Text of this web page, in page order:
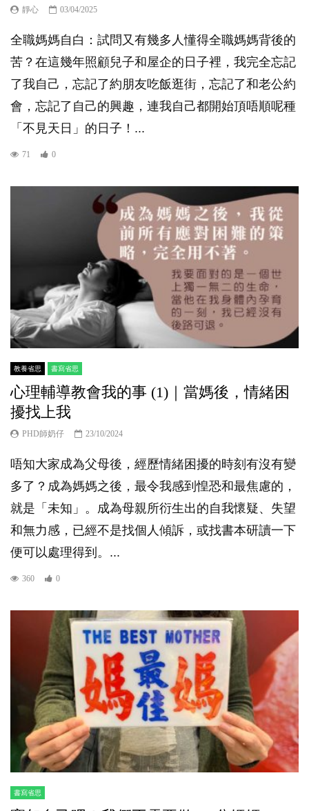
靜心 03/04/2025
全職媽媽自白：試問又有幾多人懂得全職媽媽背後的
苦？在這幾年照顧兒子和屋企的日子裡，我完全忘記
了我自己，忘記了約朋友吃飯逛街，忘記了和老公約
會，忘記了自己的興趣，連我自己都開始頂唔順呢種
「不見天日」的日子！...
71 0
教養省思 書寫省思
心理輔導教會我的事 (1)｜當媽後，情緒困
擾找上我
PHD師奶仔 23/10/2024
唔知大家成為父母後，經歷情緒困擾的時刻有沒有變
多了？成為媽媽之後，最令我感到惶恐和最焦慮的，
就是「未知」。成為母親所衍生出的自我懷疑、失望
和無力感，已經不是找個人傾訴，或找書本研讀一下
便可以處理得到。...
360 0
書寫省思